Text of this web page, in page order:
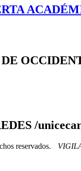
/
reservados.